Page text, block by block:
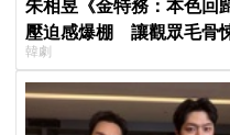
朱相昱《金特務：本色回
壓迫感爆棚 讓觀眾毛骨
韓劇